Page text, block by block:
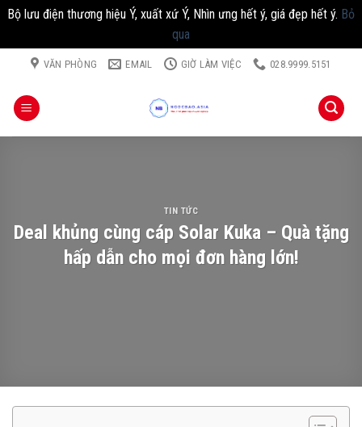
Bộ lưu điện thương hiệu Ý, xuất xứ Ý, Nhìn ưng hết ý, giá đẹp hết ý. Bỏ
qua
Chuyển
dung
VĂN PHÒNG EMAIL GIỜ LÀM VIỆC 028.9999.5151
TIN TỨC
Deal khủng cùng cáp Solar Kuka – Quà tặng
hấp dẫn cho mọi đơn hàng lớn!